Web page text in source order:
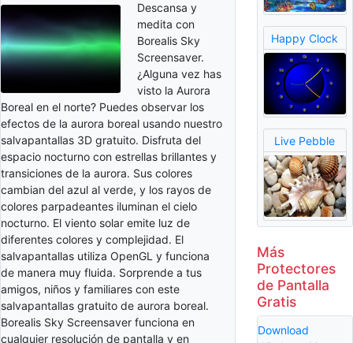
Descansa y
medita con
Borealis Sky
Screensaver.
¿Alguna vez has
visto la Aurora
Boreal en el norte? Puedes observar los
efectos de la aurora boreal usando nuestro
salvapantallas 3D gratuito. Disfruta del
espacio nocturno con estrellas brillantes y
transiciones de la aurora. Sus colores
cambian del azul al verde, y los rayos de
colores parpadeantes iluminan el cielo
nocturno. El viento solar emite luz de
diferentes colores y complejidad. El
salvapantallas utiliza OpenGL y funciona
de manera muy fluida. Sorprende a tus
amigos, niños y familiares con este
salvapantallas gratuito de aurora boreal.
Borealis Sky Screensaver funciona en
cualquier resolución de pantalla y en
Happy Clock
Live Pebble
Más
Protectores
de Pantalla
Gratis
Download